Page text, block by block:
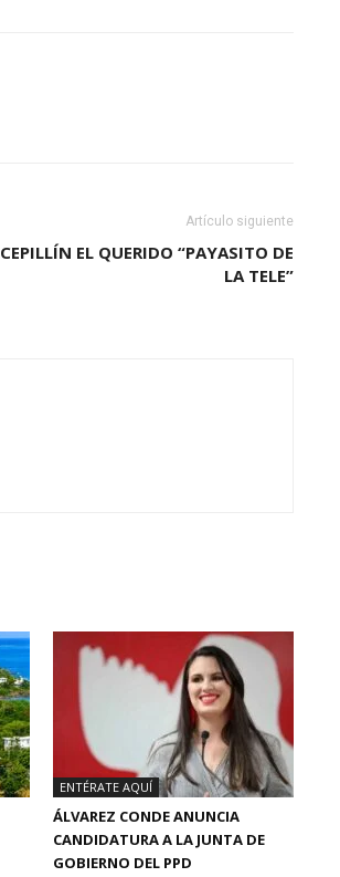
Artículo siguiente
EL QUERIDO “PAYASITO DE
LA TELE”
ENTÉRATE AQUÍ
ÁLVAREZ CONDE ANUNCIA
CANDIDATURA A LA JUNTA DE
GOBIERNO DEL PPD